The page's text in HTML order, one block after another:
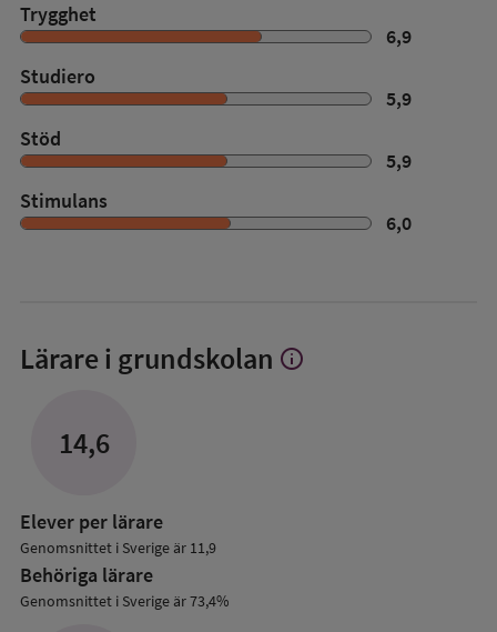
Trygghet
6,9
Studiero
5,9
Stöd
5,9
Stimulans
6,0
Lärare i grundskolan Visa
info
14,6
Elever per lärare
Genomsnittet i Sverige är 11,9
Behöriga lärare
Genomsnittet i Sverige är 73,4%